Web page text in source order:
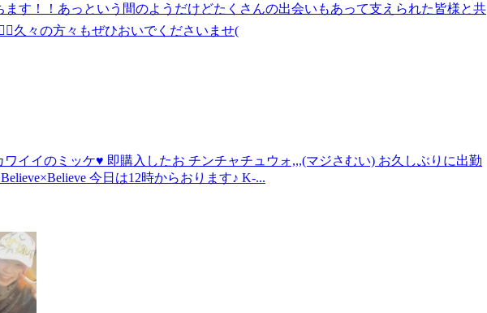
ます！！あっという間のようだけどたくさんの出会いもあって支えられた皆様と共
久々の方々もぜひおいでくださいませ‪(
イイのミッケ♥️ 即購入したお チンチャチュウォ,,,(マジさむい) お久しぶりに出勤
今日は12時からおります♪ K-...